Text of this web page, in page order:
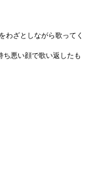
わざとしながら歌ってく
ち悪い顔で歌い返したも